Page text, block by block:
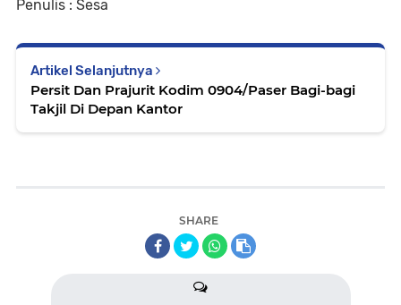
Penulis : Sesa
Artikel Selanjutnya
Persit Dan Prajurit Kodim 0904/Paser Bagi-bagi
Takjil Di Depan Kantor
SHARE